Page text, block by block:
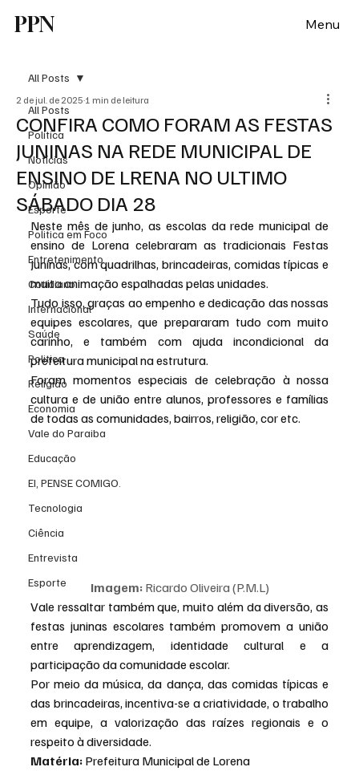
PPN Menu
All Posts
Política
Notícias
Opinião
Esporte
Politica em Foco
Entretenimento
Cotidiano
Internacional
Saúde
Politica
Religião
Economia
Vale do Paraiba
Educação
EI, PENSE COMIGO.
Tecnologia
Ciência
Entrevista
Esporte
All Posts
CONFIRA COMO FORAM AS FESTAS
JUNINAS NA REDE MUNICIPAL DE
ENSINO DE LRENA NO ULTIMO
SÁBADO DIA 28
2 de jul. de 2025 1 min de leitura
Neste mês de junho, as escolas da rede municipal de
ensino de Lorena celebraram as tradicionais Festas
Juninas, com quadrilhas, brincadeiras, comidas típicas e
muita animação espalhadas pelas unidades.
Tudo isso, graças ao empenho e dedicação das nossas
equipes escolares, que prepararam tudo com muito
carinho, e também com ajuda incondicional da
prefeitura municipal na estrutura.
Foram momentos especiais de celebração à nossa
cultura e de união entre alunos, professores e famílias
de todas as comunidades, bairros, religião, cor etc.
Imagem: Ricardo Oliveira (P.M.L)
Vale ressaltar também que, muito além da diversão, as
festas juninas escolares também promovem a união
entre aprendizagem, identidade cultural e a
participação da comunidade escolar.
Por meio da música, da dança, das comidas típicas e
das brincadeiras, incentiva-se a criatividade, o trabalho
em equipe, a valorização das raízes regionais e o
respeito à diversidade.
Matéria: Prefeitura Municipal de Lorena